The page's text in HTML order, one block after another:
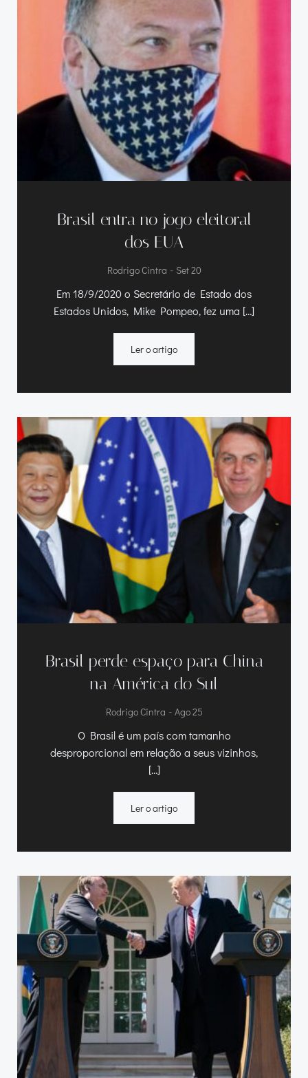
Brasil entra no jogo eleitoral
dos EUA
Rodrigo Cintra - Set 20
Em 18/9/2020 o Secretário de Estado dos
Estados Unidos, Mike Pompeo, fez uma […]
Ler o artigo
Brasil perde espaço para China
na América do Sul
Rodrigo Cintra - Ago 25
O Brasil é um país com tamanho
desproporcional em relação a seus vizinhos,
[…]
Ler o artigo